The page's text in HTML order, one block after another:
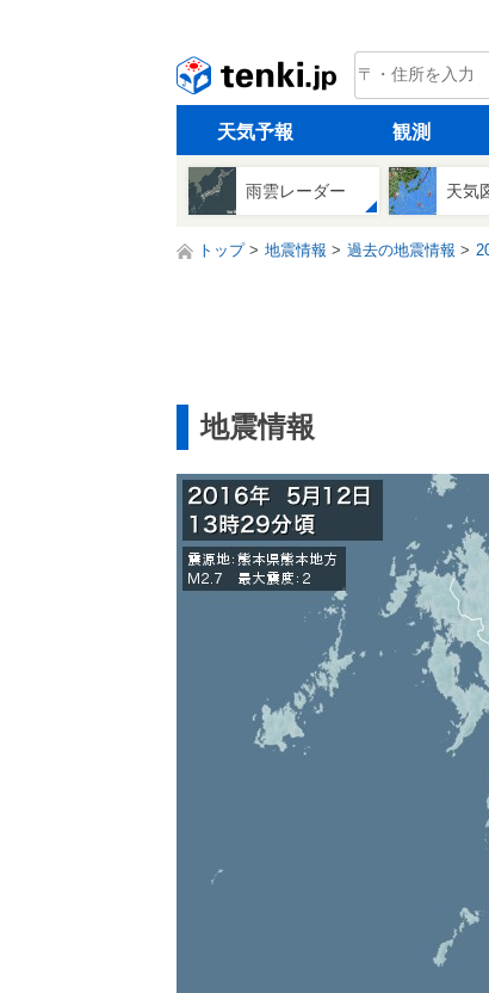
tenki.jp
天気予報 観測
雨雲レーダー 天気
トップ 地震情報 過去の地震情報
地震情報